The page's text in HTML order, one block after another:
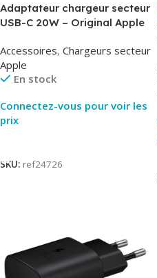
Adaptateur chargeur secteur
USB-C 20W – Original Apple
Original
Accessoires, Chargeurs secteur
Apple
En stock
Connectez-vous pour voir les
prix
SKU: ref24726